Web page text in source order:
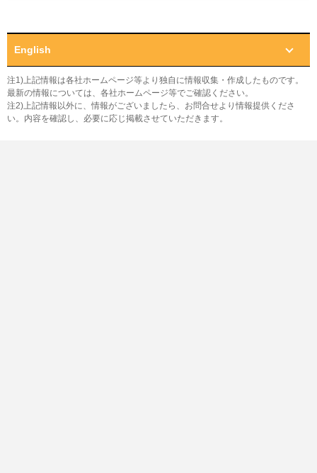
English
注1)上記情報は各社ホームページ等より独自に情報収集・作成したものです。
最新の情報については、各社ホームページ等でご確認ください。
注2)上記情報以外に、情報がございましたら、お問合せより情報提供くださ
い。内容を確認し、必要に応じ掲載させていただきます。